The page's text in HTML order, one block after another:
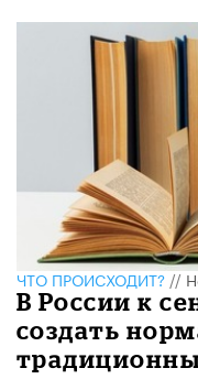
ЧТО ПРОИСХОДИТ?//
В России к
создать